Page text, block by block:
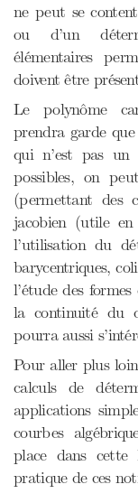
ne peut se
ou d’un
élémentaires
doivent être
Le polynôme
prendra garde que
qui n’est pas un
possibles, on
(permettant des
jacobien (utile
l’utilisation du
barycentriques,
l’étude des
la continuité du
pourra aussi
Pour aller plus
calculs de
applications
courbes
place dans cette
pratique de ces